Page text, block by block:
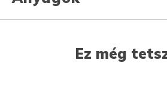
Ez még